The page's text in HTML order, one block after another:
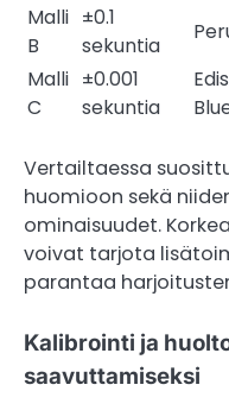
Malli
B
±0.1
sekuntia
Malli
C
±0.001
sekuntia
Vertailtaessa
huomioon sekä
ominaisuudet.
voivat tarjota
parantaa
Kalibrointi ja
saavuttamiseksi